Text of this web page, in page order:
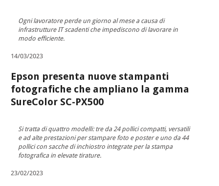
Ogni lavoratore perde un giorno al mese a causa di
infrastrutture IT scadenti che impediscono di lavorare in
modo efficiente.
14/03/2023
Epson presenta nuove stampanti
fotografiche che ampliano la gamma
SureColor SC-PX500
Si tratta di quattro modelli: tre da 24 pollici compatti, versatili
e ad alte prestazioni per stampare foto e poster e uno da 44
pollici con sacche di inchiostro integrate per la stampa
fotografica in elevate tirature.
23/02/2023